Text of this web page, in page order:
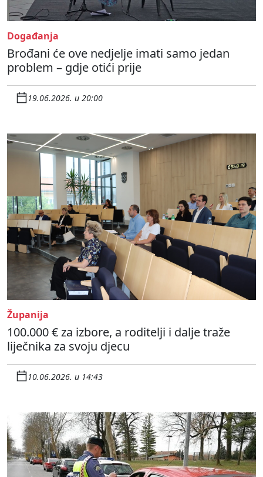
Događanja
Brođani će ove nedjelje imati samo jedan
problem – gdje otići prije
19.06.2026. u 20:00
Županija
100.000 € za izbore, a roditelji i dalje traže
liječnika za svoju djecu
10.06.2026. u 14:43